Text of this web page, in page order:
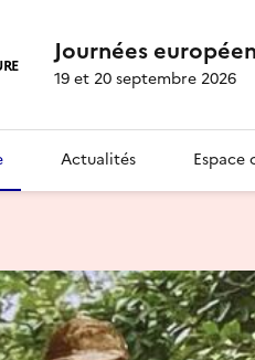
Journées
19 et 20 septembre 2026
Actualités Espace